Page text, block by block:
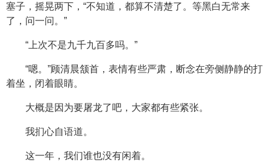
塞子，摇晃两下，“不知道，都算不清楚了。等黑白无常来
了，问一问。”
“上次不是九千九百多吗。”
“嗯。”顾清晨颔首，表情有些严肃，断念在旁侧静静的打
着坐，闭着眼睛。
大概是因为要屠龙了吧，大家都有些紧张。
我扪心自语道。
这一年，我们谁也没有闲着。